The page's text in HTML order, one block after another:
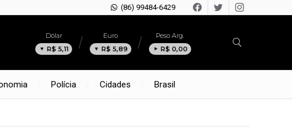
(86) 99484-6429
Dólar
R$ 5,11
Euro
R$ 5,89
Peso Arg.
R$ 0,00
Polícia Cidades Brasil